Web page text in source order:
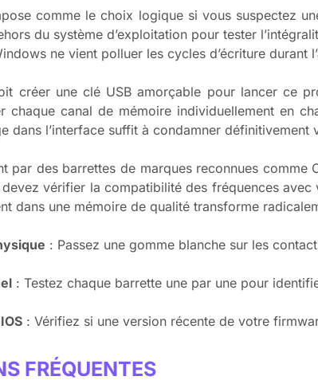
comme le choix logique si vous suspectez
du système d’exploitation pour tester
ne vient polluer les cycles d’écriture durant
créer une clé USB amorçable pour lancer ce
chaque canal de mémoire individuellement en
dans l’interface suffit à condamner définitivement
par des barrettes de marques reconnues
vérifier la compatibilité des fréquences
dans une mémoire de qualité transforme
: Passez une gomme blanche sur les
: Testez chaque barrette une par une pour
: Vérifiez si une version récente de votre
FRÉQUENTES